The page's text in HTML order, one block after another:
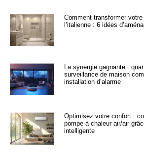
Comment transformer
l’italienne : 6 idées
La synergie gagnante :
surveillance de maison
installation d’alarme
Optimisez votre confort :
pompe à chaleur air/air
intelligente